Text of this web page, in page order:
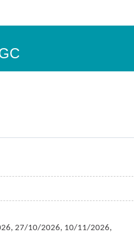
27/10/2026, 10/11/2026,